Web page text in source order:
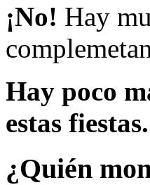
¡No! Hay
Hay poco
estas fiestas.
¿Quién